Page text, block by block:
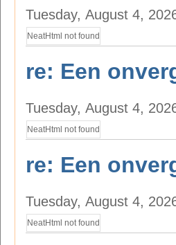
Tuesday, August 4,
NeatHtml not found
re: Een
Tuesday, August 4,
NeatHtml not found
re: Een
Tuesday, August 4,
NeatHtml not found